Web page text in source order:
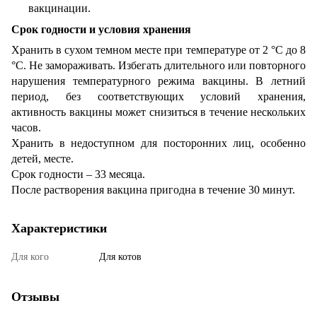
вакцинации.
Срок годности и условия хранения
Хранить в сухом темном месте при температуре от 2 °С до 8
°С. Не замораживать. Избегать длительного или повторного
нарушения температурного режима вакцины. В летний
период, без соответствующих условий хранения,
активность вакцины может снизиться в течение нескольких
часов.
Хранить в недоступном для посторонних лиц, особенно
детей, месте.
Срок годности – 33 месяца.
После растворения вакцина пригодна в течение 30 минут.
Характеристики
Для кого Для котов
Отзывы